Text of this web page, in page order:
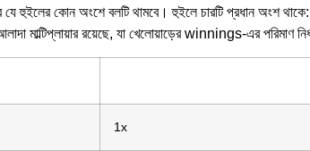
যে হুইলের কোন অংশে বলটি থামবে। হুইলে চারটি প্রধান অংশ
রয়েছে, যা খেলোয়াড়ের winnings-এর পরিমাণ
1x